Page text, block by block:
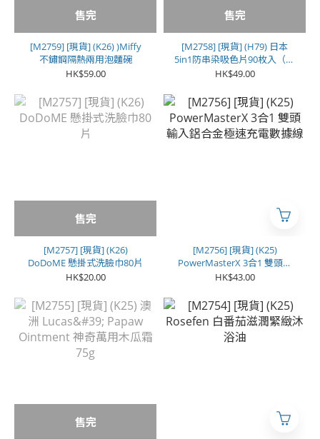
售完
[M2759] [現貨] (K26) )Miffy
不鏽鋼隔熱兩用泡麵碗
HK$59.00
售完
[M2758] [現貨] (H79) 日本
5in1防串染吸色片90枚入（一
套2盒）
HK$49.00
售完
[M2757] [現貨] (K26)
DoDoME 懸掛式洗臉巾80片
HK$20.00
[M2756] [現貨] (K25)
PowerMasterX 3合1 雙頭輸
入鋁合金極速充電數據線
HK$43.00
售完